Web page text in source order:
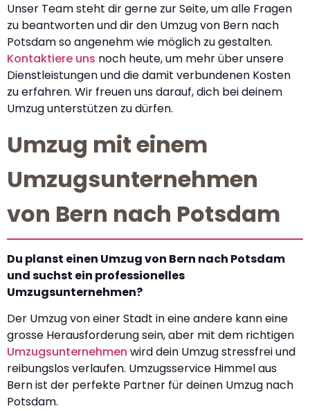
Unser Team steht dir gerne zur Seite, um alle Fragen
zu beantworten und dir den Umzug von Bern nach
Potsdam so angenehm wie möglich zu gestalten.
Kontaktiere uns noch heute, um mehr über unsere
Dienstleistungen und die damit verbundenen Kosten
zu erfahren. Wir freuen uns darauf, dich bei deinem
Umzug unterstützen zu dürfen.
Umzug mit einem
Umzugsunternehmen
von Bern nach Potsdam
Du planst einen Umzug von Bern nach Potsdam
und suchst ein professionelles
Umzugsunternehmen?
Der Umzug von einer Stadt in eine andere kann eine
grosse Herausforderung sein, aber mit dem richtigen
Umzugsunternehmen wird dein Umzug stressfrei und
reibungslos verlaufen. Umzugsservice Himmel aus
Bern ist der perfekte Partner für deinen Umzug nach
Potsdam.